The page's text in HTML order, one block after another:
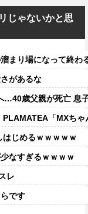
じゃないかと思
溜まり場になって終
があるな
…40歳父親が死亡 息
「MXちゃん
はじめるｗｗｗｗｗ
なすぎるｗｗｗｗ
レ
です